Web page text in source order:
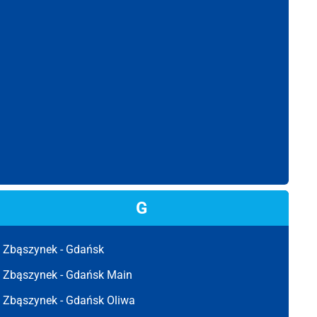
G
Zbąszynek - Gdańsk
Zbąszynek - Gdańsk Main
Zbąszynek - Gdańsk Oliwa